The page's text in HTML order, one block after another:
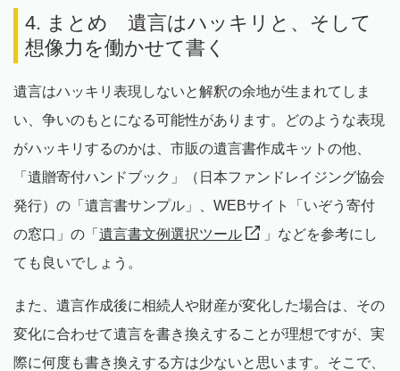
4. まとめ 遺言はハッキリと、そして
想像力を働かせて書く
遺言はハッキリ表現しないと解釈の余地が生まれてしま
い、争いのもとになる可能性があります。どのような表現
がハッキリするのかは、市販の遺言書作成キットの他、
「遺贈寄付ハンドブック」（日本ファンドレイジング協会
発行）の「遺言書サンプル」、WEBサイト「いぞう寄付
の窓口」の「 遺言書文例選択ツール
」などを参考にし
ても良いでしょう。
また、遺言作成後に相続人や財産が変化した場合は、その
変化に合わせて遺言を書き換えすることが理想ですが、実
際に何度も書き換えする方は少ないと思います。そこで、